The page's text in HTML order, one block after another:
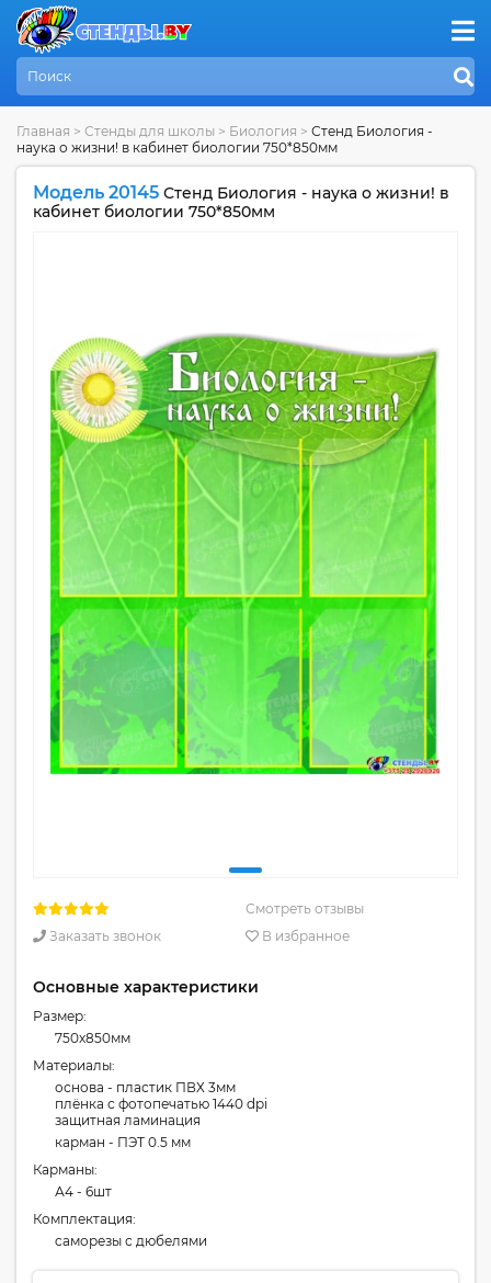
Главная > Стенды для школы > Биология > Стенд Биология -
наука о жизни! в кабинет биологии 750*850мм
Модель 20145 Стенд Биология - наука о жизни! в
кабинет биологии 750*850мм
Смотреть отзывы
Заказать звонок
В избранное
Основные характеристики
Размер:
750x850мм
Материалы:
основа - пластик ПВХ 3мм
плёнка с фотопечатью 1440 dpi
защитная ламинация
карман - ПЭТ 0.5 мм
Карманы:
А4 - 6шт
Комплектация:
cаморезы с дюбелями